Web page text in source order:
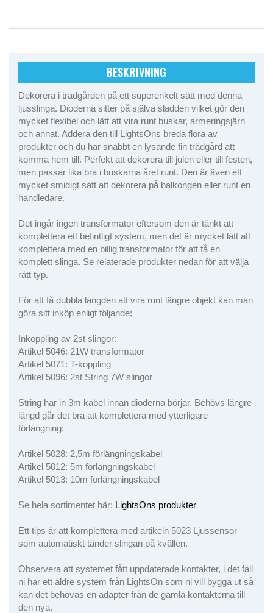
BESKRIVNING
Dekorera i trädgården på ett superenkelt sätt med denna
ljusslinga. Dioderna sitter på själva sladden vilket gör den
mycket flexibel och lätt att vira runt buskar, armeringsjärn
och annat. Addera den till LightsOns breda flora av
produkter och du har snabbt en lysande fin trädgård att
komma hem till. Perfekt att dekorera till julen eller till festen,
men passar lika bra i buskarna året runt. Den är även ett
mycket smidigt sätt att dekorera på balkongen eller runt en
handledare.
Det ingår ingen transformator eftersom den är tänkt att
komplettera ett befintligt system, men det är mycket lätt att
komplettera med en billig transformator för att få en
komplett slinga. Se relaterade produkter nedan för att välja
rätt typ.
För att få dubbla längden att vira runt längre objekt kan man
göra sitt inköp enligt följande;
Inkoppling av 2st slingor:
Artikel 5046: 21W transformator
Artikel 5071: T-koppling
Artikel 5096: 2st String 7W slingor
String har in 3m kabel innan dioderna börjar. Behövs längre
längd går det bra att komplettera med ytterligare
förlängning:
Artikel 5028: 2,5m förlängningskabel
Artikel 5012: 5m förlängningskabel
Artikel 5013: 10m förlängningskabel
Se hela sortimentet här: LightsOns produkter
Ett tips är att komplettera med artikeln 5023 Ljussensor
som automatiskt tänder slingan på kvällen.
Observera att systemet fått uppdaterade kontakter, i det fall
ni har ett äldre system från LightsOn som ni vill bygga ut så
kan det behövas en adapter från de gamla kontakterna till
den nya.